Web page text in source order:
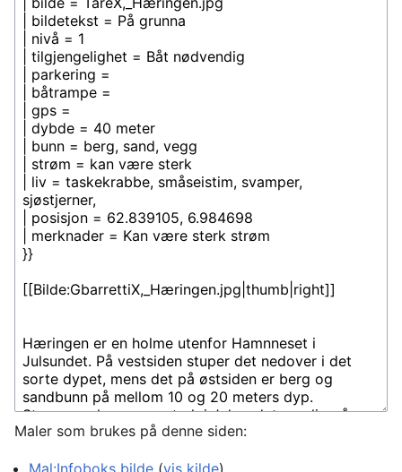
Maler som brukes på denne siden:
Mal:Infoboks bilde (vis kilde)